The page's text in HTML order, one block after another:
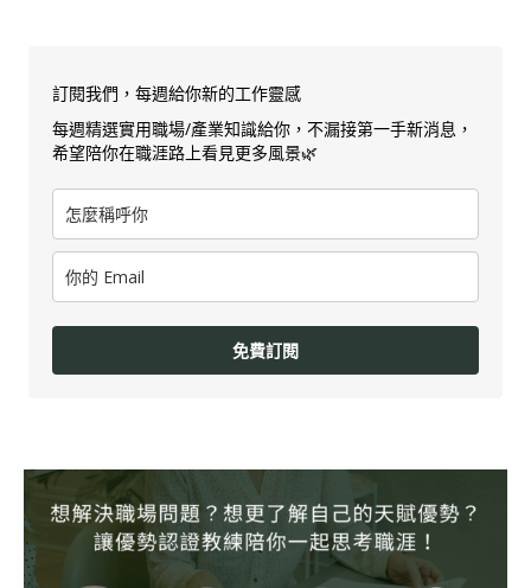
訂閱我們，每週給你新的工作靈感
每週精選實用職場/產業知識給你，不漏接第一手新消息，
希望陪你在職涯路上看見更多風景🌿
免費訂閱